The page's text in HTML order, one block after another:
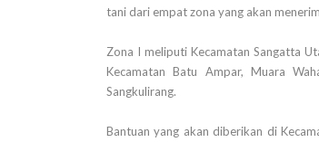
tani dari empat zona yang akan
Zona I meliputi Kecamatan Sangatta
Kecamatan Batu Ampar, Muara
Sangkulirang.
Bantuan yang akan diberikan di